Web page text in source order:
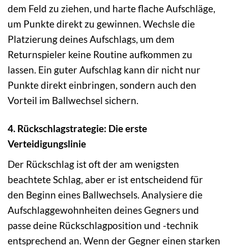
dem Feld zu ziehen, und harte flache Aufschläge,
um Punkte direkt zu gewinnen. Wechsle die
Platzierung deines Aufschlags, um dem
Returnspieler keine Routine aufkommen zu
lassen. Ein guter Aufschlag kann dir nicht nur
Punkte direkt einbringen, sondern auch den
Vorteil im Ballwechsel sichern.
4. Rückschlagstrategie: Die erste
Verteidigungslinie
Der Rückschlag ist oft der am wenigsten
beachtete Schlag, aber er ist entscheidend für
den Beginn eines Ballwechsels. Analysiere die
Aufschlaggewohnheiten deines Gegners und
passe deine Rückschlagposition und -technik
entsprechend an. Wenn der Gegner einen starken